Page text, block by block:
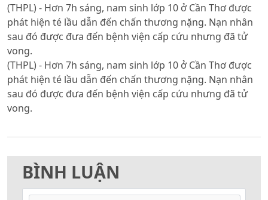
10s
10s
(THPL) - Hơn 7h sáng, nam sinh lớp 10 ở Cần Thơ được
phát hiện té lầu dẫn đến chấn thương nặng. Nạn nhân
sau đó được đưa đến bệnh viện cấp cứu nhưng đã tử
vong.
(THPL) - Hơn 7h sáng, nam sinh lớp 10 ở Cần Thơ được
phát hiện té lầu dẫn đến chấn thương nặng. Nạn nhân
sau đó được đưa đến bệnh viện cấp cứu nhưng đã tử
vong.
BÌNH LUẬN